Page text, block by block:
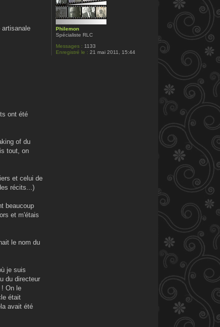
Philemon
Spécialiste RLC
Messages : 1133
Enregistré le : 21 mai 2011, 15:44
ont été
of du
tout, on
et celui de
récits...)
beaucoup
et m'étais
le nom du
je suis
du directeur
! On le
était
avait été